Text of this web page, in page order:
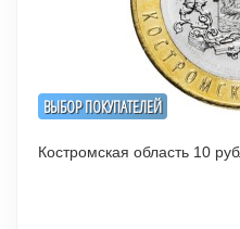
ВЫБОР ПОКУПАТЕЛЕЙ